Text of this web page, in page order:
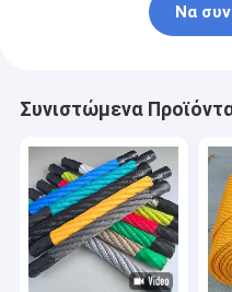
Να
Συνιστώμενα